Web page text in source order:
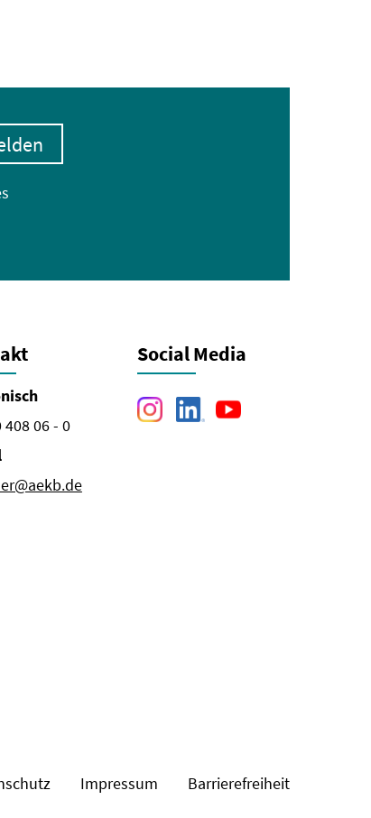
408 06 - 0
Social Media
Impressum Barrierefreiheit